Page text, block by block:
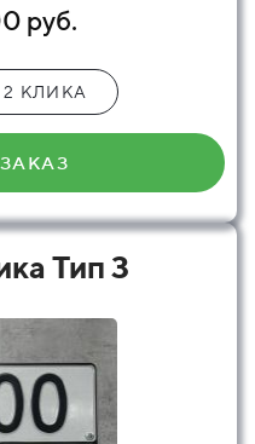
руб.
2 КЛИКА
Тип 3